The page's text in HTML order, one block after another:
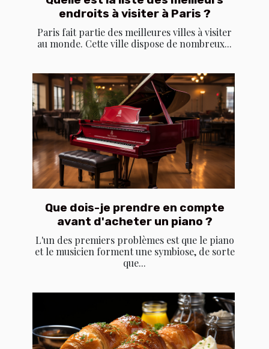
endroits à visiter à Paris ?
Paris fait partie des meilleures villes à visiter
au monde. Cette ville dispose de nombreux...
Que dois-je prendre en compte
avant d'acheter un piano ?
L'un des premiers problèmes est que le piano
et le musicien forment une symbiose, de sorte
que...